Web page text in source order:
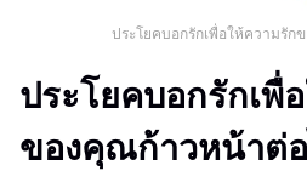
ประโยคบอกรักเพื่อให้ความรัก
ประโยคบอกรักเพื่
ของคุณก้าวหน้าต่